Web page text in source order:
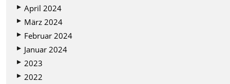
April 2024
März 2024
Februar 2024
Januar 2024
2023
2022